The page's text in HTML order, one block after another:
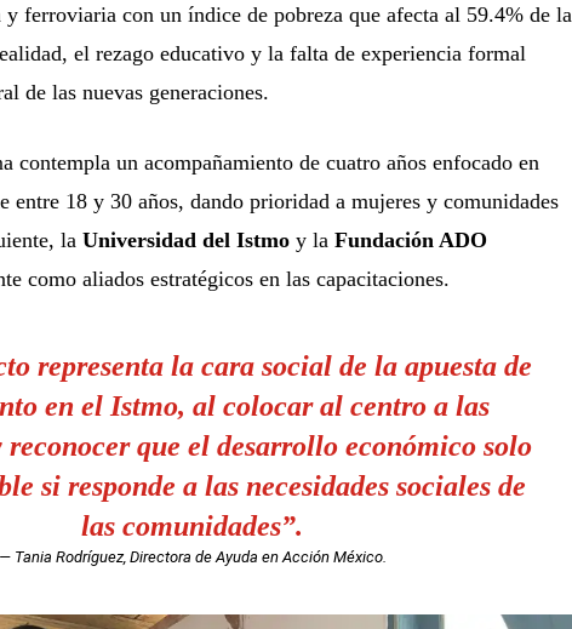
ferroviaria con un índice de pobreza que afecta al 59.4% de la
el rezago educativo y la falta de experiencia formal
de las nuevas generaciones.
contempla un acompañamiento de cuatro años enfocado en
entre 18 y 30 años, dando prioridad a mujeres y comunidades
la Universidad del Istmoy la Fundación ADO
como aliados estratégicos en las capacitaciones.
representa la cara social de la apuesta de
en el Istmo, al colocar al centro a las
reconocer que el desarrollo económico solo
si responde a las necesidades sociales de
las comunidades”.
— Tania Rodríguez, Directora de Ayuda en Acción México.